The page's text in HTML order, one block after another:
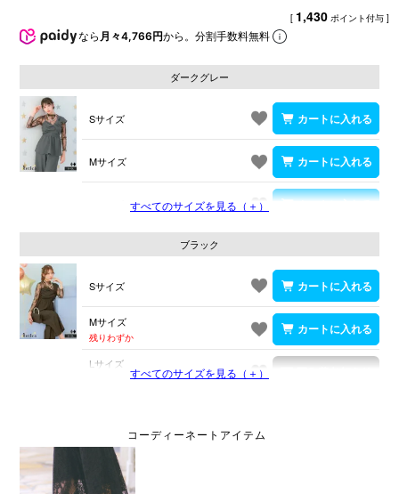
[ 1,430 ポイント付与 ]
なら 月々4,766円から。分割手数料無料
ダークグレー
Sサイズ
Mサイズ
すべてのサイズを見る（＋）
ブラック
Sサイズ
Mサイズ
残りわずか
Lサイズ
すべてのサイズを見る（＋）